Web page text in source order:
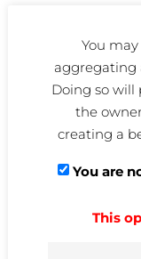
You
aggregating
Doing so will
the
creating a
You are
This